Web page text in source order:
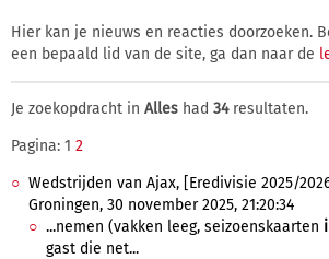
Hier kan je nieuws en reacties doorzoeken.
een bepaald lid van de site, ga dan naar de
Je zoekopdracht in Alles had 34resultaten.
Pagina: 1 2
Wedstrijden van Ajax, [Eredivisie 2025/
Groningen, 30 november 2025, 21:20:34
...nemen (vakken leeg, seizoenskaarten
gast die net...